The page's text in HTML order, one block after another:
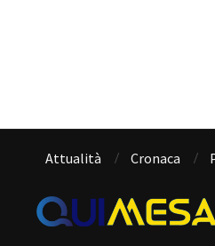
Attualità Cronaca